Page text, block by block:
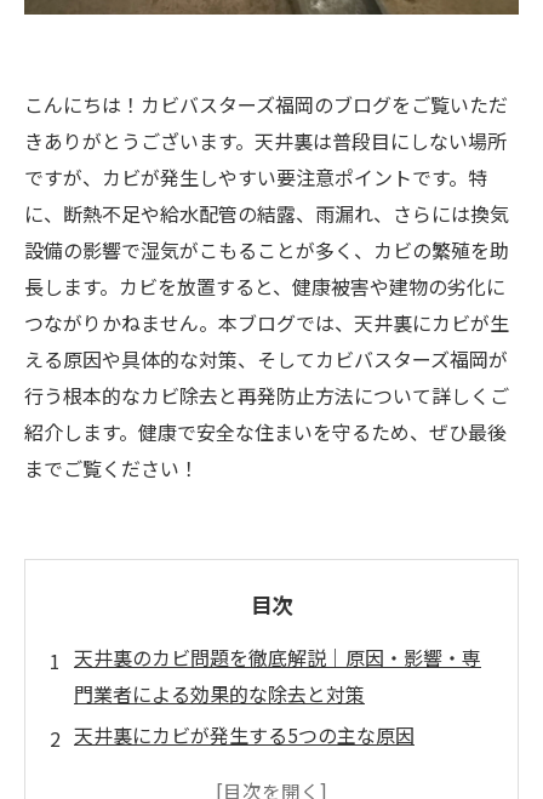
こんにちは！カビバスターズ福岡のブログをご覧いただ
きありがとうございます。天井裏は普段目にしない場所
ですが、カビが発生しやすい要注意ポイントです。特
に、断熱不足や給水配管の結露、雨漏れ、さらには換気
設備の影響で湿気がこもることが多く、カビの繁殖を助
長します。カビを放置すると、健康被害や建物の劣化に
つながりかねません。本ブログでは、天井裏にカビが生
える原因や具体的な対策、そしてカビバスターズ福岡が
行う根本的なカビ除去と再発防止方法について詳しくご
紹介します。健康で安全な住まいを守るため、ぜひ最後
までご覧ください！
目次
天井裏のカビ問題を徹底解説｜原因・影響・専
門業者による効果的な除去と対策
天井裏にカビが発生する5つの主な原因
天井裏のカビを放置した場合の影響